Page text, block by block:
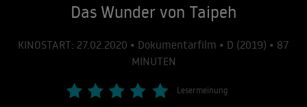
Das Wunder von Taipeh
KINOSTART: 27.02.2020 • Dokumentarfilm • D (2019) • 87
MINUTEN
Lesermeinung